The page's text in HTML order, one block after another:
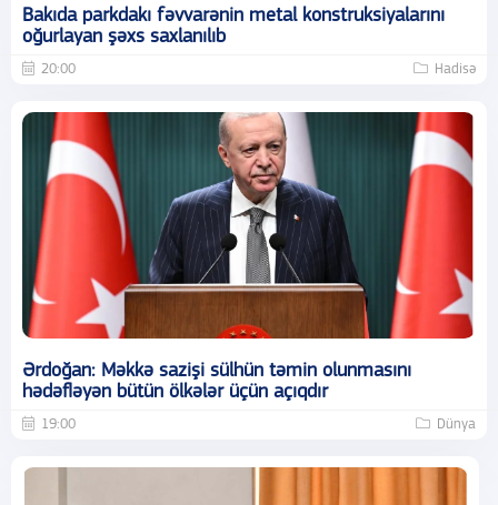
Bakıda parkdakı fəvvarənin metal konstruksiyalarını
oğurlayan şəxs saxlanılıb
20:00 Hadisə
Ərdoğan: Məkkə sazişi sülhün təmin olunmasını
hədəfləyən bütün ölkələr üçün açıqdır
19:00 Dünya